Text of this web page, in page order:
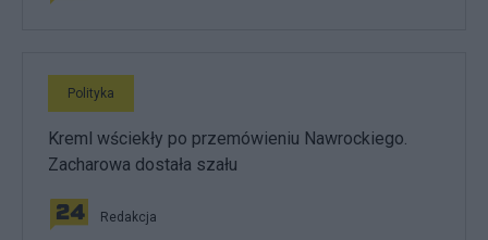
Polityka
Kreml wściekły po przemówieniu Nawrockiego.
Zacharowa dostała szału
Redakcja